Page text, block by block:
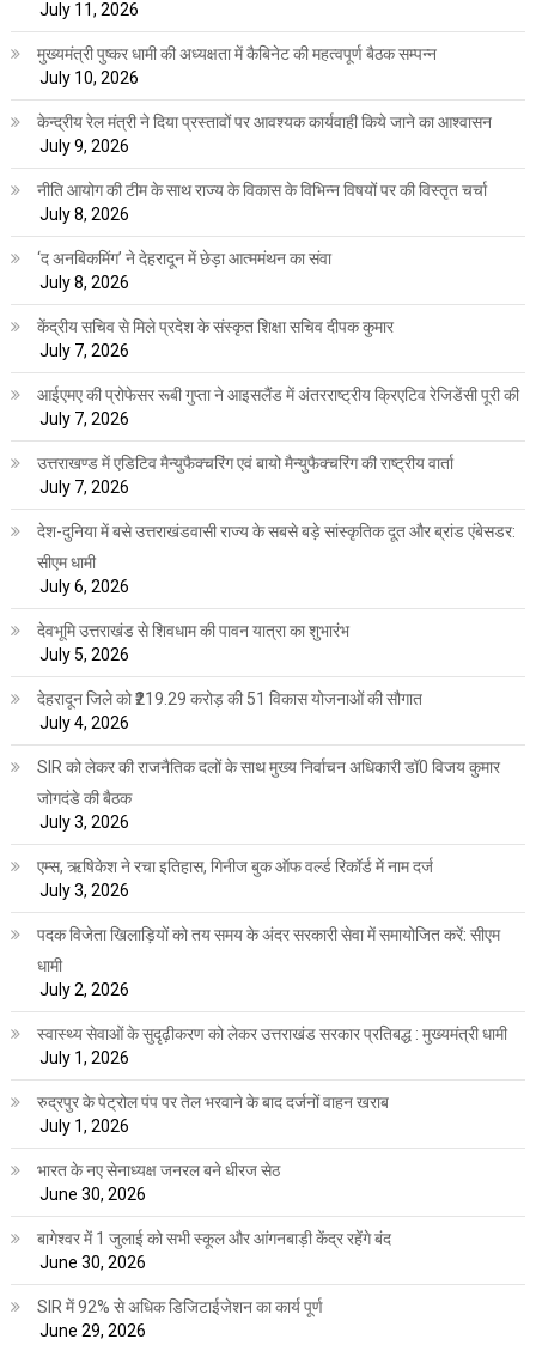
July 11, 2026
मुख्यमंत्री पुष्कर धामी की अध्यक्षता में कैबिनेट की महत्वपूर्ण बैठक सम्पन्न
July 10, 2026
केन्द्रीय रेल मंत्री ने दिया प्रस्तावों पर आवश्यक कार्यवाही किये जाने का आश्वासन
July 9, 2026
नीति आयोग की टीम के साथ राज्य के विकास के विभिन्न विषयों पर की विस्तृत चर्चा
July 8, 2026
‘द अनबिकमिंग’ ने देहरादून में छेड़ा आत्ममंथन का संवा
July 8, 2026
केंद्रीय सचिव से मिले प्रदेश के संस्कृत शिक्षा सचिव दीपक कुमार
July 7, 2026
आईएमए की प्रोफेसर रूबी गुप्ता ने आइसलैंड में अंतरराष्ट्रीय क्रिएटिव रेजिडेंसी पूरी की
July 7, 2026
उत्तराखण्ड में एडिटिव मैन्युफैक्चरिंग एवं बायो मैन्युफैक्चरिंग की राष्ट्रीय वार्ता
July 7, 2026
देश-दुनिया में बसे उत्तराखंडवासी राज्य के सबसे बड़े सांस्कृतिक दूत और ब्रांड एंबेसडर:
सीएम धामी
July 6, 2026
देवभूमि उत्तराखंड से शिवधाम की पावन यात्रा का शुभारंभ
July 5, 2026
देहरादून जिले को ₹219.29 करोड़ की 51 विकास योजनाओं की सौगात
July 4, 2026
SIR को लेकर की राजनैतिक दलों के साथ मुख्य निर्वाचन अधिकारी डॉ0 विजय कुमार
जोगदंडे की बैठक
July 3, 2026
एम्स, ऋषिकेश ने रचा इतिहास, गिनीज बुक ऑफ वर्ल्ड रिकॉर्ड में नाम दर्ज
July 3, 2026
पदक विजेता खिलाड़ियों को तय समय के अंदर सरकारी सेवा में समायोजित करें: सीएम
धामी
July 2, 2026
स्वास्थ्य सेवाओं के सुदृढ़ीकरण को लेकर उत्तराखंड सरकार प्रतिबद्ध : मुख्यमंत्री धामी
July 1, 2026
रुद्रपुर के पेट्रोल पंप पर तेल भरवाने के बाद दर्जनों वाहन खराब
July 1, 2026
भारत के नए सेनाध्यक्ष जनरल बने धीरज सेठ
June 30, 2026
बागेश्वर में 1 जुलाई को सभी स्कूल और आंगनबाड़ी केंद्र रहेंगे बंद
June 30, 2026
SIR में 92% से अधिक डिजिटाईजेशन का कार्य पूर्ण
June 29, 2026